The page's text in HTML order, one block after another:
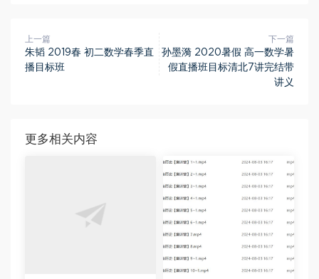
上一篇
朱韬 2019春 初二数学春季直
播目标班
下一篇
孙墨漪 2020暑假 高一数学暑
假直播班目标清北7讲完结带
讲义
更多相关内容